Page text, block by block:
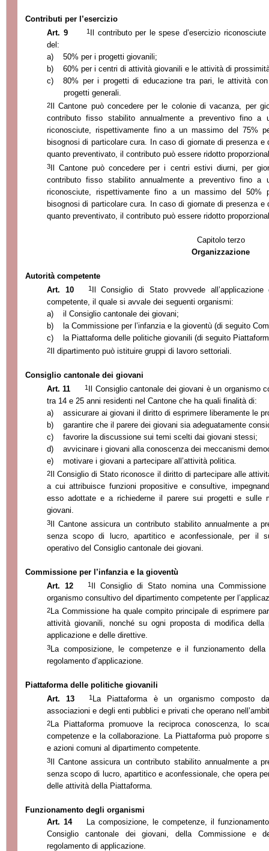
Contributi per l’esercizio
Art. 9
1Il contributo per le spese d’esercizio
del:
a)
50% per i progetti giovanili;
b)
60% per i centri di attività giovanili e le attività di
c)
80% per i progetti di educazione tra pari, le attività
progetti generali.
2
Il Cantone può concedere per le colonie di vacanza, per
contributo fisso stabilito annualmente a preventivo fino
riconosciute, rispettivamente fino a un massimo del 75%
bisognosi di particolare cura. In caso di giornate di presenza
quanto preventivato, il contributo può essere ridotto
3
Il Cantone può concedere per i centri estivi diurni, per
contributo fisso stabilito annualmente a preventivo fino
riconosciute, rispettivamente fino a un massimo del
bisognosi di particolare cura. In caso di giornate di presenza
quanto preventivato, il contributo può essere ridotto
Capitolo terzo
Organizzazione
Autorità competente
Art. 10
1Il Consiglio di Stato provvede
competente, il quale si avvale dei seguenti organismi:
a)
il Consiglio cantonale dei giovani;
b)
la Commissione per l’infanzia e la gioventù (di seguito
c)
la Piattaforma delle politiche giovanili (di seguito
2 Il dipartimento può istituire gruppi di lavoro settoriali.
Consiglio cantonale dei giovani
Art. 11
1
Il Consiglio cantonale dei giovani è un organismo
tra 14 e 25 anni residenti nel Cantone che ha quali finalità di:
a)
assicurare ai giovani il diritto di esprimere liberamente le
b)
garantire che il parere dei giovani sia adeguatamente
c)
favorire la discussione sui temi scelti dai giovani stessi;
d)
avvicinare i giovani alla conoscenza dei meccanismi
e)
motivare i giovani a partecipare all’attività politica.
2
Il Consiglio di Stato riconosce il diritto di partecipare alle
a cui attribuisce funzioni propositive e consultive,
esso adottate e a richiederne il parere sui progetti e sulle
giovani.
3
Il Cantone assicura un contributo stabilito annualmente a
senza scopo di lucro, apartitico e aconfessionale, per il
operativo del Consiglio cantonale dei giovani.
Commissione per l’infanzia e la gioventù
Art. 12
1Il Consiglio di Stato nomina una
organismo consultivo del dipartimento competente per
2La Commissione ha quale compito principale di esprimere
attività giovanili, nonché su ogni proposta di modifica della
applicazione e delle direttive.
3La composizione, le competenze e il funzionamento
regolamento d’applicazione.
Piattaforma delle politiche giovanili
Art. 13
1
La Piattaforma è un organismo composto
associazioni e degli enti pubblici e privati che operano
2La Piattaforma promuove la reciproca conoscenza, lo
competenze e la collaborazione. La Piattaforma può proporre
e azioni comuni al dipartimento competente.
3
Il Cantone assicura un contributo stabilito annualmente a
senza scopo di lucro, apartitico e aconfessionale, che opera
delle attività della Piattaforma.
Funzionamento degli organismi
Art. 14
La composizione, le competenze, il
Consiglio cantonale dei giovani, della Commissione e
regolamento di applicazione.